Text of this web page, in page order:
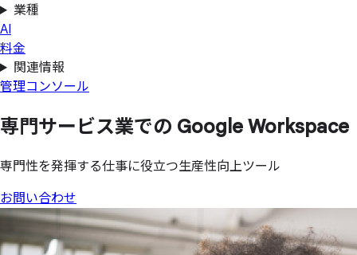
業種
AI
料金
関連情報
管理コンソール
専門サービス業での Google Workspace
専門性を発揮する仕事に役立つ生産性向上ツール
お問い合わせ